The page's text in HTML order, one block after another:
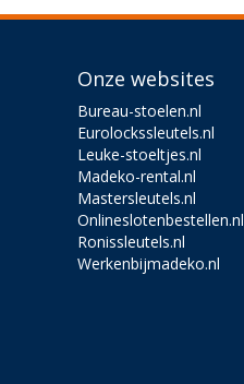
Onze websites
Bureau-stoelen.nl
Eurolockssleutels.nl
Leuke-stoeltjes.nl
Madeko-rental.nl
Mastersleutels.nl
Onlineslotenbestellen.nl
Ronissleutels.nl
Werkenbijmadeko.nl